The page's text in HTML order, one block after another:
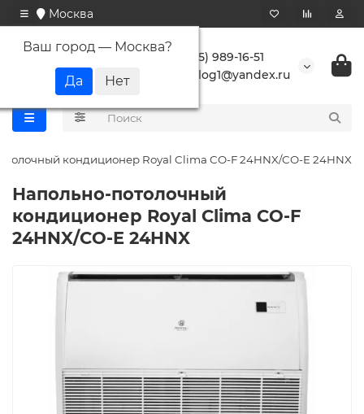
Москва
Ваш город — Москва?
+7 (495) 989-16-51
buranlog1@yandex.ru
кондиционер Royal Clima CO-F 24HNX/CO-E 24HNX
Напольно-потолочный
кондиционер Royal Clima CO-F
24HNX/CO-E 24HNX